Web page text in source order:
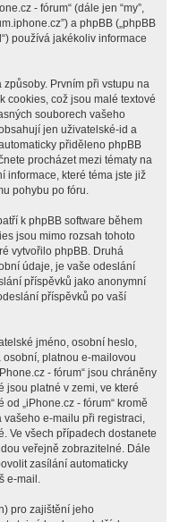
- fórum“ (dále jen “my”,
a phpBB („phpBB
používá jakékoliv informace
Prvním při vstupu na
cookies, což jsou malé textové
souborech vašeho
jen uživatelské-id a
přiděleno phpBB
procházet mezi tématy na
informace, které téma jste již
pohybu po fóru.
k phpBB software během
jsou mimo rozsah tohoto
vytvořilo phpBB. Druhá
údaje, je vaše odeslání
příspěvků jako anonymní
příspěvků po vaší
jméno, osobní heslo,
platnou e-mailovou
- fórum“ jsou chráněny
jsou platné v zemi, ve které
„iPhone.cz - fórum“ kromě
e-mailu při registraci,
Ve všech případech dostanete
veřejně zobrazitelné. Dále
zasílání automaticky
e-mail.
pro zajištění jeho